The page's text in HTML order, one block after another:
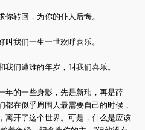
转回，为你的仆人后悔。
我们一生一世欢呼喜乐。
们遭难的年岁，叫我们喜乐。
年的一些身影，先是新玮，再是薛
在似乎周围人最需要自己的时候，
离开了这个世界。可是，什么是应该